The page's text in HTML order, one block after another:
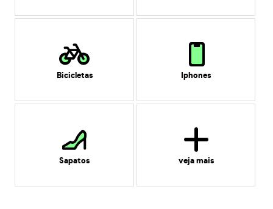
Bicicletas Iphones
Sapatos veja mais